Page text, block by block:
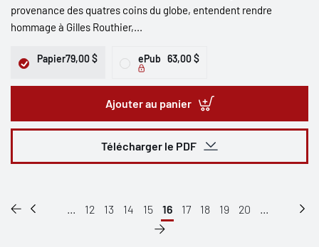
provenance des quatres coins du globe, entendent rendre
hommage à Gilles Routhier,...
Papier79,00 $ ePub 63,00 $
Ajouter au panier
Télécharger le PDF
... 12 13 14 15 16 17 18 19 20 ...